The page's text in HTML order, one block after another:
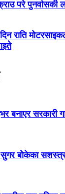
परे पुनर्वासकी
राति
बनाएर सरकारी
सुगर बोकेका